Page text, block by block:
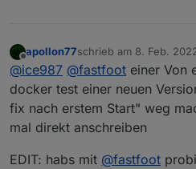
Offline
apollon77schrieb am 8. Feb.
zuletzt editiert von
@ice987 @fastfoot einer Von
docker test einer neuen
fix nach erstem Start" weg
mal direkt anschreiben
EDIT: habs mit @fastfoot